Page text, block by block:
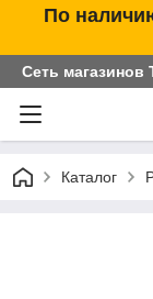
По
Сеть магазинов
Каталог